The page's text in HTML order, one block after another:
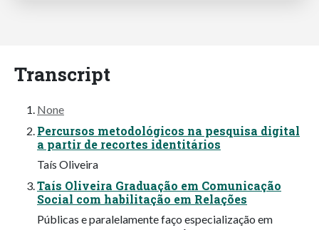
Transcript
None
Percursos metodológicos na pesquisa digital
a partir de recortes identitários
Taís Oliveira
Taís Oliveira Graduação em Comunicação
Social com habilitação em Relações
Públicas e paralelamente faço especialização em